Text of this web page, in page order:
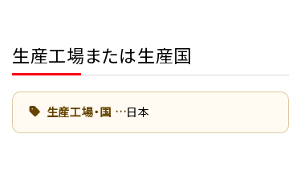
生産工場または生産国
生産工場・国 日本